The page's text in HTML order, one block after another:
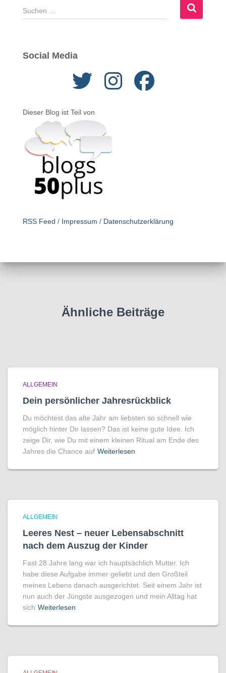
S
u
e
:
Social Media
Dieser Blog ist Teil von
RSS Feed / Impressum / Datenschutzerklärung
Ähnliche Beiträge
ALLGEMEIN
Dein persönlicher Jahresrückblick
Du möchtest das alte Jahr am liebsten so schnell wie
möglich hinter Dir lassen? Das ist keine gute Idee. Ich
zeige Dir, wie Du mit einem kleinen Ritual am Ende des
Jahres die Chance auf Weiterlesen
ALLGEMEIN
Leeres Nest – neuer Lebensabschnitt
nach dem Auszug der Kinder
Fast 28 Jahre lang war ich hauptsächlich Mutter. Ich
habe diese Aufgabe immer geliebt und den Großteil
meines Lebens danach ausgerichtet. Seit einem Jahr ist
nun auch der Jüngste ausgezogen und mein Alltag hat
sich Weiterlesen